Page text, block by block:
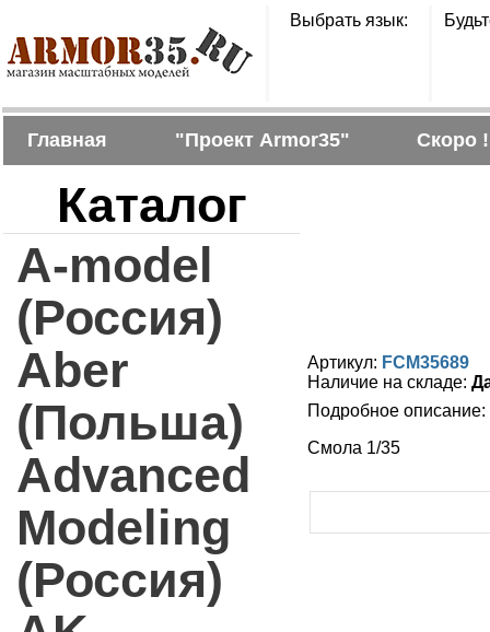
Выбрать язык:
Главная "Проект Armor35" Скоро !
Каталог
A-model
(Россия)
Aber
(Польша)
Advanced
Modeling
(Россия)
Артикул: FCM35689
Наличие на складе:
Подробное описание:
Смола 1/35